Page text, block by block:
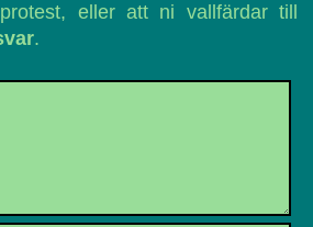
eller att ni vallfärdar till
.